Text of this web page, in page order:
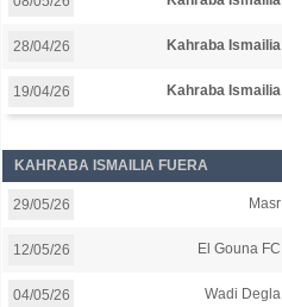
28/04/26 Kahraba Ismailia
19/04/26 Kahraba Ismailia
KAHRABA ISMAILIA FUERA
29/05/26 Masr
12/05/26 El Gouna FC
04/05/26 Wadi Degla